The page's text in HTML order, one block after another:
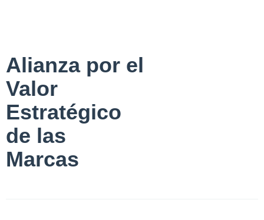
Alianza por el
Valor
Estratégico
de las
Marcas